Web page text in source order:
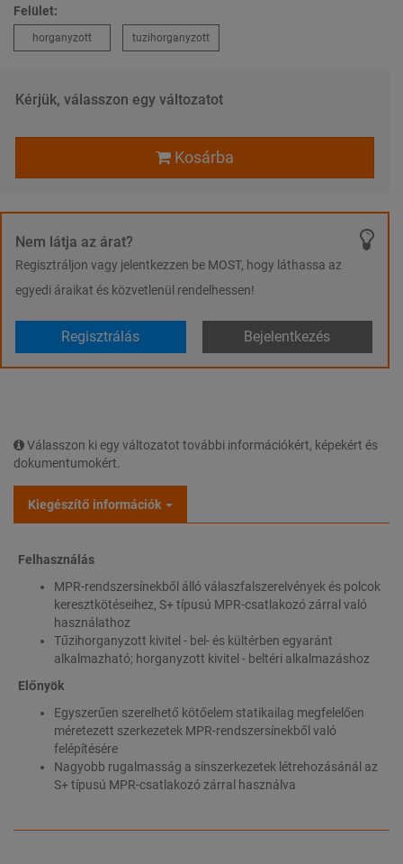
Felület:
horganyzott tuzihorganyzott
Kérjük, válasszon egy változatot
Kosárba
Nem látja az árat?
Regisztráljon vagy jelentkezzen be MOST, hogy láthassa az
egyedi áraikat és közvetlenül rendelhessen!
Regisztrálás Bejelentkezés
Válasszon ki egy változatot további információkért, képekért és
dokumentumokért.
Kiegészítő információk
Felhasználás
MPR-rendszersínekből álló válaszfalszerelvények és polcok
keresztkötéseihez, S+ típusú MPR-csatlakozó zárral való
használathoz
Tűzihorganyzott kivitel - bel- és kültérben egyaránt
alkalmazható; horganyzott kivitel - beltéri alkalmazáshoz
Előnyök
Egyszerűen szerelhető kötőelem statikailag megfelelően
méretezett szerkezetek MPR-rendszersínekből való
felépítésére
Nagyobb rugalmasság a sínszerkezetek létrehozásánál az
S+ típusú MPR-csatlakozó zárral használva